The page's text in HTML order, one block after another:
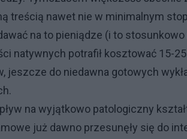
treścią nawet nie w minimalnym
na to pieniądze (i to stosunkowo
natywnych potrafił kosztować 15-
jeszcze do niedawna gotowych
na wyjątkowo patologiczny
już dawno przesunęły się do